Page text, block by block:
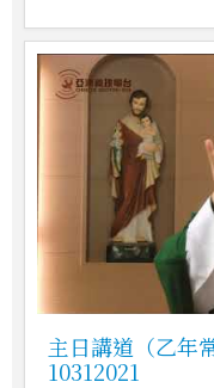
主日講道（乙年
10312021